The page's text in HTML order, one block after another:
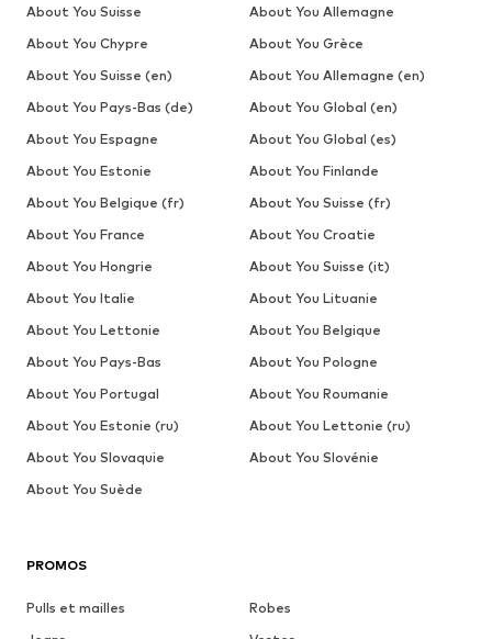
PROMOS
Pulls et mailles
Robes
About You Suisse
About You Allemagne
About You Chypre
About You Grèce
About You Suisse (en)
About You Allemagne (en)
About You Pays-Bas (de)
About You Global (en)
About You Espagne
About You Global (es)
About You Estonie
About You Finlande
About You Belgique (fr)
About You Suisse (fr)
About You France
About You Croatie
About You Hongrie
About You Suisse (it)
About You Italie
About You Lituanie
About You Lettonie
About You Belgique
About You Pays-Bas
About You Pologne
About You Portugal
About You Roumanie
About You Estonie (ru)
About You Lettonie (ru)
About You Slovaquie
About You Slovénie
About You Suède